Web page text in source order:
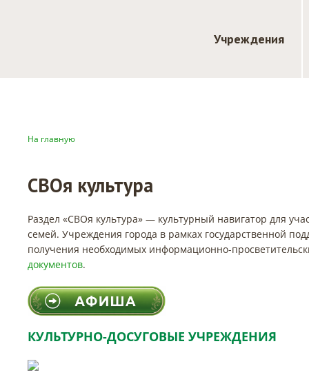
Учреждения
На главную
СВОя культура
Раздел «СВОя культура» — культурный навигатор для
семей. Учреждения города в рамках государственной
получения необходимых информационно-
документов.
КУЛЬТУРНО-ДОСУГОВЫЕ УЧРЕЖДЕНИЯ